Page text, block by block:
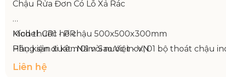
Model: CR1 - PR
Hãng sản xuất : Năm Sao Việt - VN
Bảo hành: 12 tháng
Kích thước 1200x750x800/950mm
Kích thước hố chậu 500x500x300mm
Liên hệ